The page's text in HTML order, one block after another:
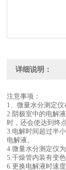
详细说明：
注意事项：
1、微量水分测定
2.阴极室中的电解
时，还会使达到终
3.电解时间超过半
电解液。
4.微量水分测定仪
5.干燥管内装有变
6.更换电解液时速